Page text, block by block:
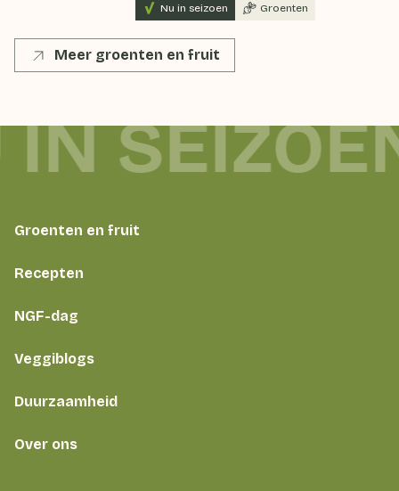
Nu in seizoen Groenten
Meer groenten en fruit
Groenten en fruit
Recepten
NGF-dag
Veggiblogs
Duurzaamheid
Over ons